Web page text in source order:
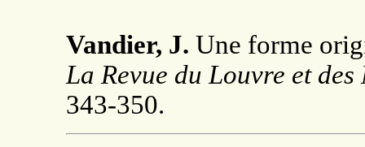
Vandier, J. Une forme
La Revue du Louvre et
343-350.